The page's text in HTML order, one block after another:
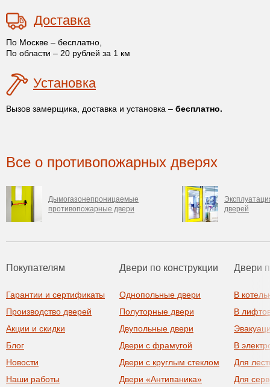
Доставка
По Москве – бесплатно,
По области – 20 рублей за 1 км
Установка
Вызов замерщика, доставка и установка – бесплатно.
Все о противопожарных дверях
Дымогазонепроницаемые
противопожарные двери
дверей
Покупателям
Гарантии и сертификаты
Производство дверей
Акции и скидки
Блог
Новости
Наши работы
Двери по конструкции
Однопольные двери
Полуторные двери
Двупольные двери
Двери с фрамугой
Двери с круглым стеклом
Двери «Антипаника»
Двери
В
В
В
Для
Для